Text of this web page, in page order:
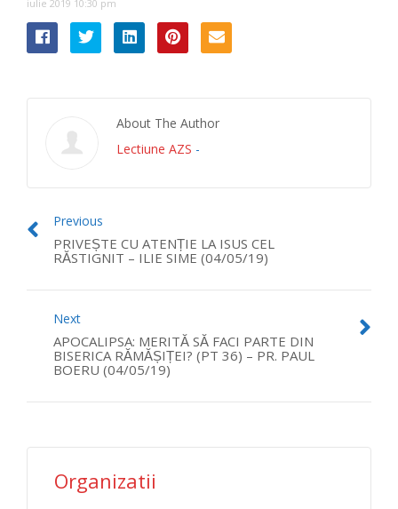
iulie 2019 10:30 pm
About The Author
Lectiune AZS -
Previous
PRIVEȘTE CU ATENȚIE LA ISUS CEL
RĂSTIGNIT – ILIE SIME (04/05/19)
Next
APOCALIPSA: MERITĂ SĂ FACI PARTE DIN
BISERICA RĂMĂȘIȚEI? (PT 36) – PR. PAUL
BOERU (04/05/19)
Organizatii